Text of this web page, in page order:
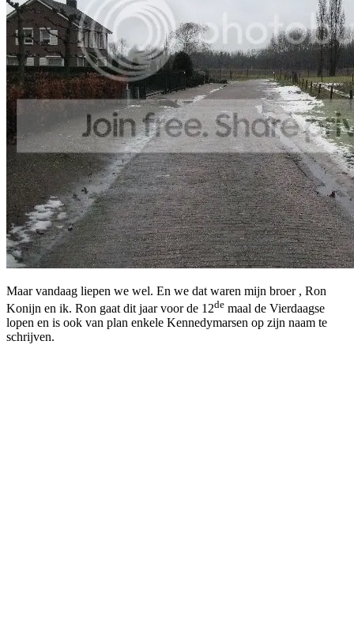
Maar vandaag liepen we wel. En we dat waren mijn broer , Ron
Konijn en ik. Ron gaat dit jaar voor de 12de maal de Vierdaagse
lopen en is ook van plan enkele Kennedymarsen op zijn naam te
schrijven.